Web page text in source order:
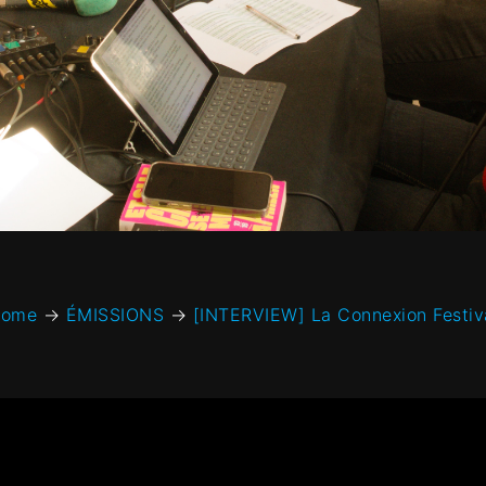
→ ÉMISSIONS → [INTERVIEW] La Connexion